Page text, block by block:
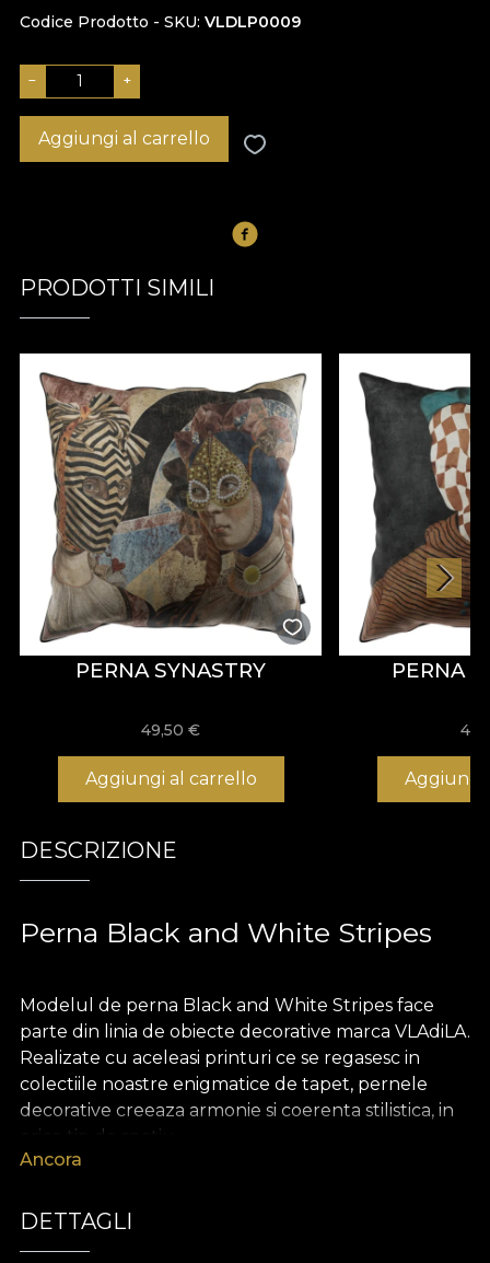
Codice Prodotto - SKU VLDLP0009
− +
Aggiungi al carrello
PRODOTTI SIMILI
PERNA SYNASTRY
49,50€
Aggiungi al carrello
PERNA
Aggiungi
DESCRIZIONE
Perna Black and White Stripes
Modelul de perna Black and White Stripes face
parte din linia de obiecte decorative marca VLAdiLA.
Realizate cu aceleasi printuri ce se regasesc in
colectiile noastre enigmatice de tapet, pernele
decorative creeaza armonie si coerenta stilistica, in
orice tip de spatiu.
bogat si pretios, extrem de placut la atingere.
Ancora
DETTAGLI